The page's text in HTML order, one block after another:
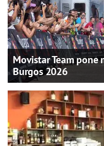
Movistar Team pone
Burgos 2026